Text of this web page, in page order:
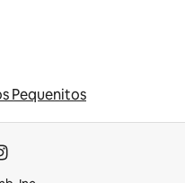
Pequenitos